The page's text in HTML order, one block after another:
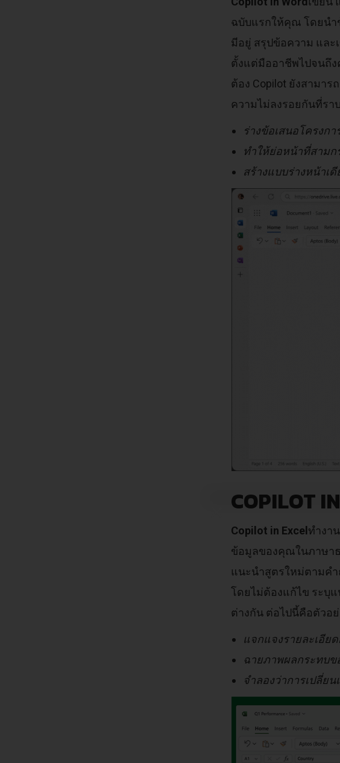
ฉบับแรกให้คุณ โดยนำ
มีอยู่ สรุปข้อความ และ
ตั้งแต่มืออาชีพไปจนถึ
ต้อง Copilot ยังสามา
ความไม่ลงรอยกันที่ร
ร่างข้อเสนอโครงก
ทำให้ย่อหน้าที่สามก
สร้างแบบร่างหน้าเ
COPILOT
Copilot in Excel ทำงา
ข้อมูลของคุณในภาษา
แนะนำสูตรใหม่ตามค
โดยไม่ต้องแก้ไข ระบุ
ต่างกัน ต่อไปนี้คือตัวอ
แจกแจงรายละเอีย
ฉายภาพผลกระทบข
จำลองว่าการเปลี่ย